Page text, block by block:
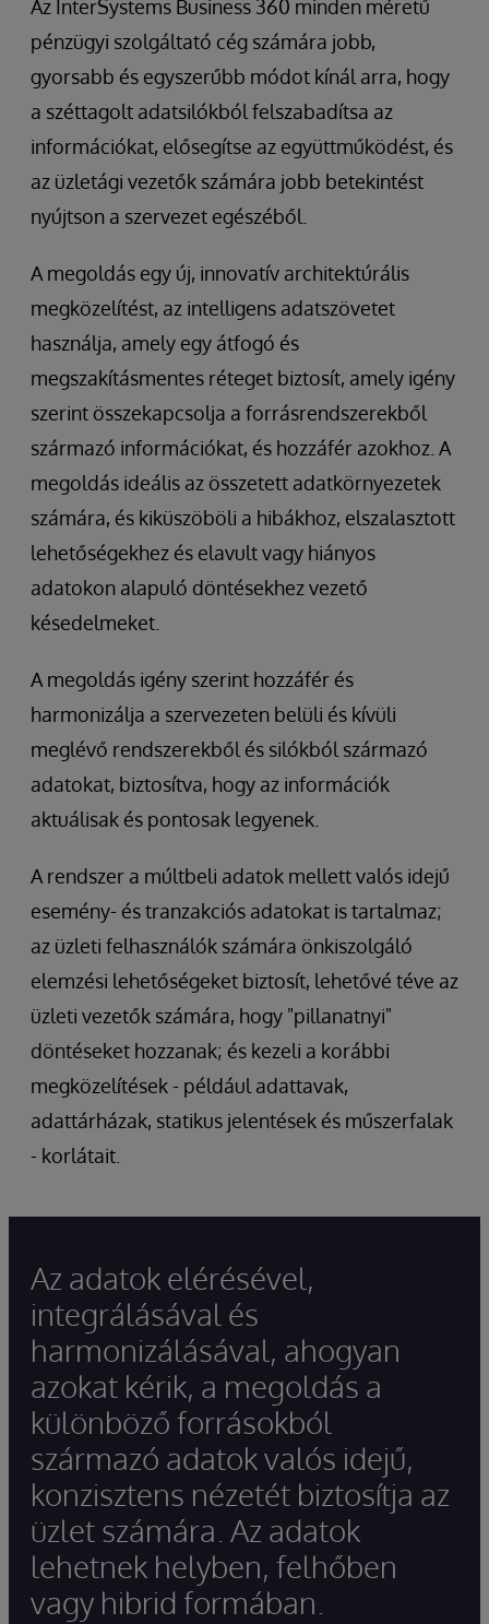
Az InterSystems Business 360 minden méretű
pénzügyi szolgáltató cég számára jobb,
gyorsabb és egyszerűbb módot kínál arra, hogy
a széttagolt adatsilókból felszabadítsa az
információkat, elősegítse az együttműködést, és
az üzletági vezetők számára jobb betekintést
nyújtson a szervezet egészéből.
A megoldás egy új, innovatív architektúrális
megközelítést, az intelligens adatszövetet
használja, amely egy átfogó és
megszakításmentes réteget biztosít, amely igény
szerint összekapcsolja a forrásrendszerekből
származó információkat, és hozzáfér azokhoz. A
megoldás ideális az összetett adatkörnyezetek
számára, és kiküszöböli a hibákhoz, elszalasztott
lehetőségekhez és elavult vagy hiányos
adatokon alapuló döntésekhez vezető
késedelmeket.
A megoldás igény szerint hozzáfér és
harmonizálja a szervezeten belüli és kívüli
meglévő rendszerekből és silókból származó
adatokat, biztosítva, hogy az információk
aktuálisak és pontosak legyenek.
A rendszer a múltbeli adatok mellett valós idejű
esemény- és tranzakciós adatokat is tartalmaz;
az üzleti felhasználók számára önkiszolgáló
elemzési lehetőségeket biztosít, lehetővé téve az
üzleti vezetők számára, hogy "pillanatnyi"
döntéseket hozzanak; és kezeli a korábbi
megközelítések - például adattavak,
adattárházak, statikus jelentések és műszerfalak
- korlátait.
Az adatok elérésével,
integrálásával és
harmonizálásával, ahogyan
azokat kérik, a megoldás a
különböző forrásokból
származó adatok valós idejű,
konzisztens nézetét biztosítja az
üzlet számára. Az adatok
lehetnek helyben, felhőben
vagy hibrid formában.